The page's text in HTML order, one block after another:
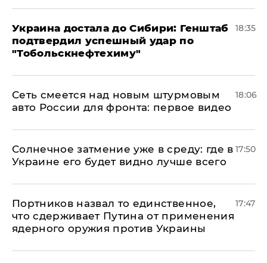
Украина достала до Сибири: Генштаб
подтвердил успешный удар по
"Тобольскнефтехиму"
18:35
Сеть смеется над новым штурмовым
авто России для фронта: первое видео
18:06
​Солнечное затмение уже в среду: где в
Украине его будет видно лучше всего
17:50
Портников назвал то единственное,
что сдерживает Путина от применения
ядерного оружия против Украины
17:47